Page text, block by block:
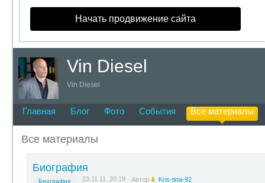
Начать продвижение сайта
Vin Diesel
Vin Diesel
Главная Блог Фото События Все материалы
Все материалы
Биография
Биография 23.11.11, 20:19 Автор Kris-tina-92